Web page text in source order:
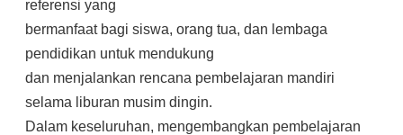
referensi yang
bermanfaat bagi siswa, orang tua, dan lembaga
pendidikan untuk mendukung
dan menjalankan rencana pembelajaran mandiri
selama liburan musim dingin.
Dalam keseluruhan, mengembangkan pembelajaran